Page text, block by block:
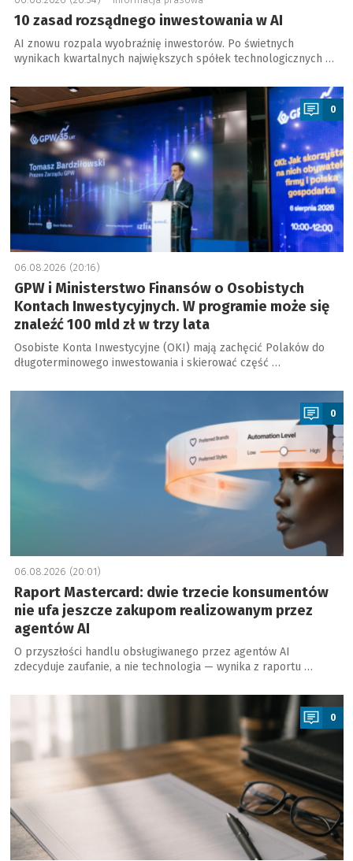
10 zasad rozsądnego inwestowania w AI
AI znowu rozpala wyobraźnię inwestorów. Po świetnych
wynikach kwartalnych największych spółek technologicznych …
a
0
06.08.2026 (20:16)
GPW i Ministerstwo Finansów o Osobistych
Kontach Inwestycyjnych. W programie może się
znaleźć 100 mld zł w trzy lata
Osobiste Konta Inwestycyjne (OKI) mają zachęcić Polaków do
długoterminowego inwestowania i skierować część …
a
0
06.08.2026 (20:01)
Raport Mastercard: dwie trzecie konsumentów
nie ufa jeszcze zakupom realizowanym przez
agentów AI
O przyszłości handlu obsługiwanego przez agentów AI
zdecyduje zaufanie, a nie technologia — wynika z raportu …
a
0